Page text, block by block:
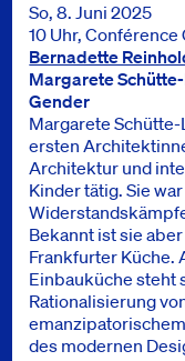
So, 8. Juni 2025
10 Uhr, Conférence
Bernadette
Margarete
Gender
Margarete
ersten
Architektur und
Kinder tätig. Sie
Bekannt ist sie
Frankfurter Küche.
Einbauküche steht
Rationalisierung
des modernen